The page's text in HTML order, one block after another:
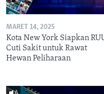
MARET 14, 2025
Kota New York Siapkan
Cuti Sakit untuk Rawat
Hewan Peliharaan